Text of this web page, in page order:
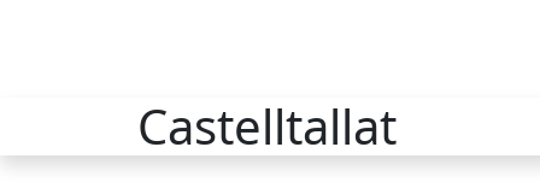
Castelltallat